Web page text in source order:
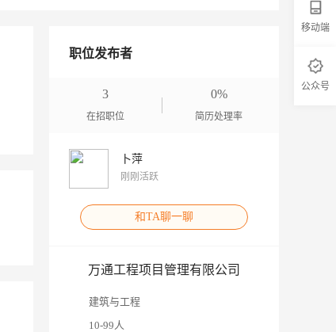
职位发布者
3
在招职位
0%
简历处理率
卜萍
刚刚活跃
和TA聊一聊
万通工程项目管理有限公司
建筑与工程
10-99人
移动端
公众号